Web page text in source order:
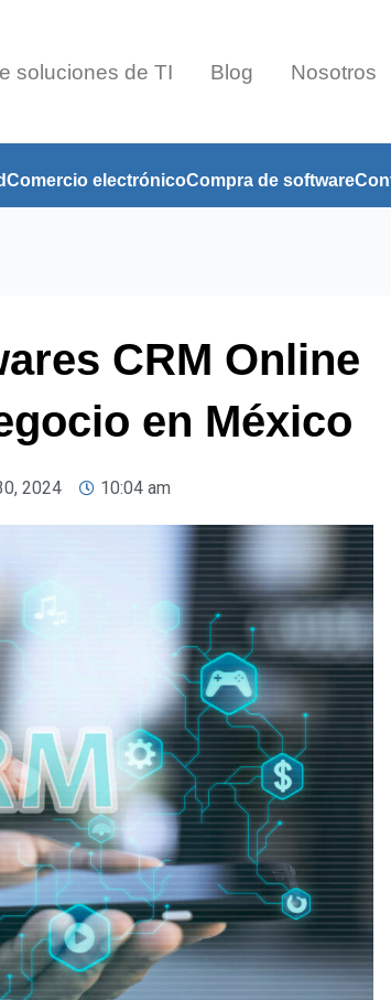
soluciones de TI Blog Nosotros
Comercio electrónicoCompra de software
CRM Online
en México
2024 10:04 am